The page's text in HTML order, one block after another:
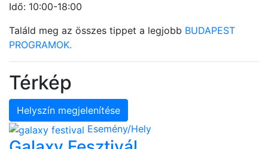
Idő: 10:00-18:00
Találd meg az összes tippet a legjobb BUDAPEST
PROGRAMOK.
Térkép
Helyszín megjelenítése
Esemény/Hely